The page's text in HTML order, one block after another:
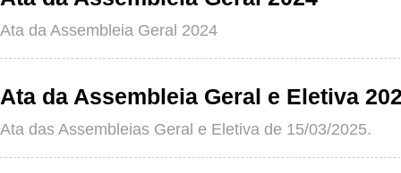
Ata da Assembleia Geral 2024
Ata da Assembleia Geral e Eletiva
Ata das Assembleias Geral e Eletiva de 15/03/2025.